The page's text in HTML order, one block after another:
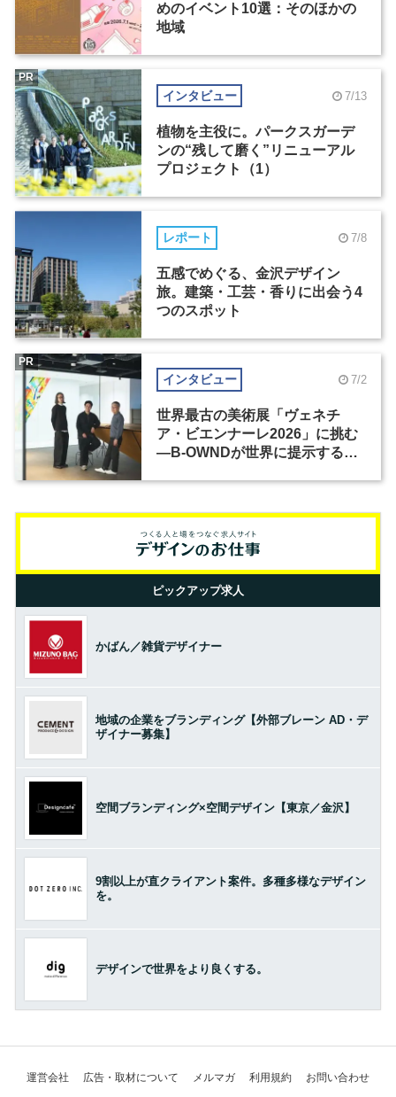
めのイベント10選：そのほかの
地域
インタビュー 7/13
植物を主役に。パークスガーデ
ンの“残して磨く”リニューアル
プロジェクト（1）
PR
レポート 7/8
五感でめぐる、金沢デザイン
旅。建築・工芸・香りに出会う4
つのスポット
インタビュー 7/2
世界最古の美術展「ヴェネチ
ア・ビエンナーレ2026」に挑む
―B-OWNDが世界に提示する美
PR
ピックアップ求人
かばん／雑貨デザイナー
地域の企業をブランディング【外部ブレーン AD・デ
ザイナー募集】
空間ブランディング×空間デザイン【東京／金沢】
9割以上が直クライアント案件。多種多様なデザイン
を。
デザインで世界をより良くする。
運営会社 広告・取材について メルマガ 利用規約 お問い合わせ